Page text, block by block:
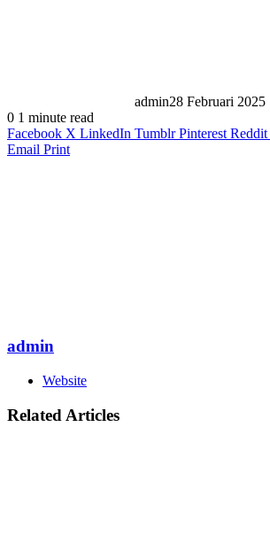
admin28 Februari 2025
0 1 minute read
Facebook X LinkedIn Tumblr Pinterest Reddit
Email Print
admin
Website
Related Articles